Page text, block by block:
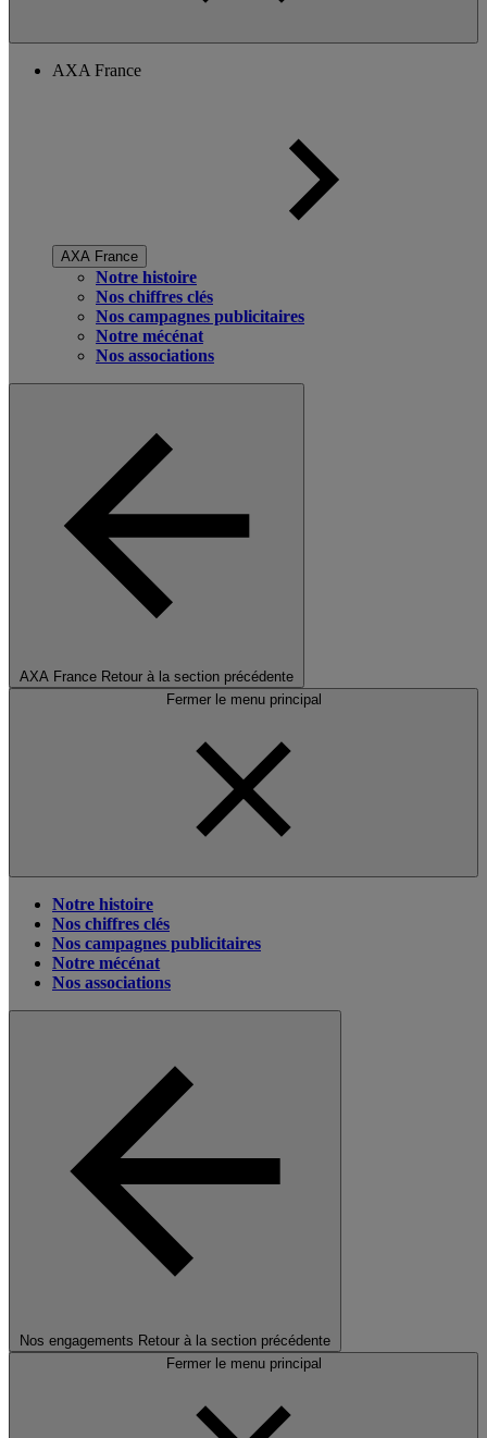
AXA France
AXA France
Notre histoire
Nos chiffres clés
Nos campagnes publicitaires
Notre mécénat
Nos associations
AXA France Retour à la section précédente
Fermer le menu principal
Notre histoire
Nos chiffres clés
Nos campagnes publicitaires
Notre mécénat
Nos associations
Nos engagements Retour à la section précédente
Fermer le menu principal